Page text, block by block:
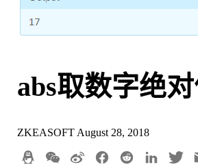
abs取数字绝
ZKEASOFT August 28, 2018